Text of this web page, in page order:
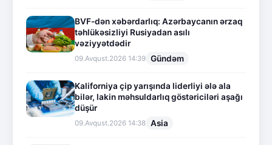
BVF-dən xəbərdarlıq: Azərbaycanın ərzaq
təhlükəsizliyi Rusiyadan asılı
vəziyyətdədir
09.Avqust.2026 14:39 Gündəm
Kaliforniya çip yarışında liderliyi ələ ala
bilər, lakin məhsuldarlıq göstəriciləri aşağı
düşür
09.Avqust.2026 14:38 Asia